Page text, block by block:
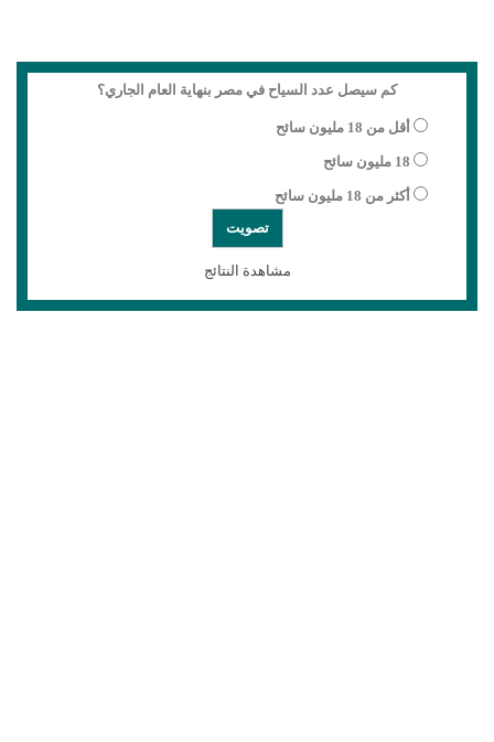
كم سيصل عدد السياح في مصر بنهاية العام الجاري؟
أقل من 18 مليون سائح
18 مليون سائح
أكثر من 18 مليون سائح
مشاهدة النتائج